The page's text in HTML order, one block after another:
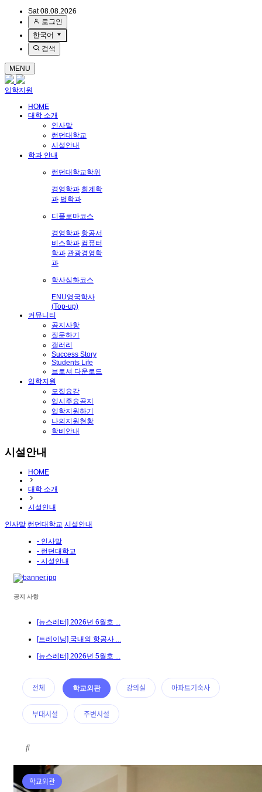
Sat 08.08.2026
로그인
한국어
검색
MENU
입학지원
HOME
대학 소개
인사말
런던대학교
시설안내
학과 안내
런던대학교학위
경영학과 회계학
과 법학과
디플로마코스
경영학과 항공서
비스학과 컴퓨터
학과 관광경영학
과
학사심화코스
ENU영국학사
(Top-up)
커뮤니티
공지사항
질문하기
갤러리
Success Story
Students Life
브로셔 다운로드
입학지원
모집요강
입시주요공지
입학지원하기
나의지원현황
학비안내
시설안내
HOME
대학 소개
시설안내
인사말 런던대학교 시설안내
- 인사말
- 런던대학교
- 시설안내
공지 사항
[뉴스레터] 2026년 6월호 ...
[트레이닝] 국내외 항공사 ...
[뉴스레터] 2026년 5월호 ...
전체 학교외관 강의실 아파트기숙사
부대시설 주변시설
학교외관